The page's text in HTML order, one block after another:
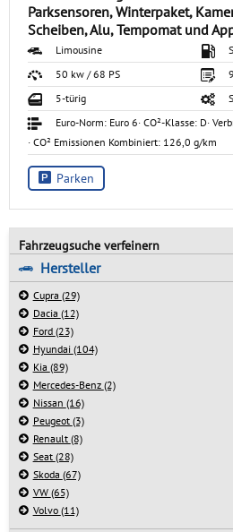
Parksensoren, Winterpaket,
Scheiben, Alu, Tempomat und
Limousine
50 kw / 68 PS
5-türig
Euro-Norm: Euro 6· CO²-Klasse: D·
· CO² Emissionen Kombiniert: 126,0 g/km
Parken
Fahrzeugsuche verfeinern
Hersteller
Cupra (29)
Dacia (12)
Ford (23)
Hyundai (104)
Kia (89)
Mercedes-Benz (2)
Nissan (16)
Peugeot (3)
Renault (8)
Seat (28)
Skoda (67)
VW (65)
Volvo (11)